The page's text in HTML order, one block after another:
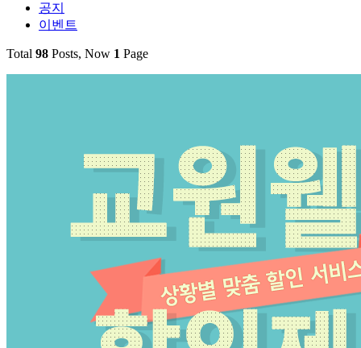
공지
이벤트
Total 98 Posts, Now 1 Page